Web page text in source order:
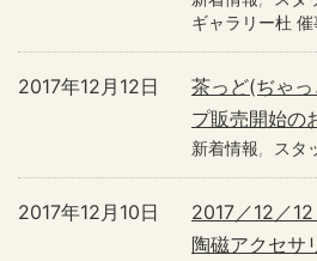
ギャラリー杜 催
茶っど(ぢゃ
プ販売開始の
2017年12月12日
新着情報 スタ
2017／12／
陶磁アクセ
2017年12月10日